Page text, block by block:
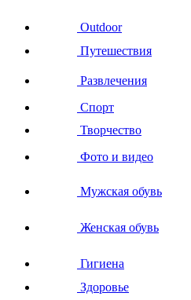
Outdoor
Путешествия
Развлечения
Спорт
Творчество
Фото и видео
Мужская обувь
Женская обувь
Гигиена
Здоровье